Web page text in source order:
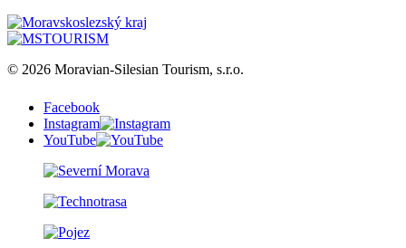
© 2026 Moravian-Silesian Tourism, s.r.o.
Facebook
Instagram
YouTube